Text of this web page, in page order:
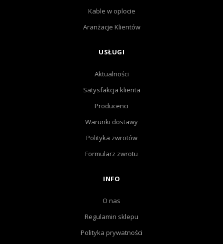
Kable w oplocie
Aranżacje Klientów
USŁUGI
Aktualności
Satysfakcja klienta
Producenci
Warunki dostawy
Polityka zwrotów
Formularz zwrotu
INFO
O nas
Regulamin sklepu
Polityka prywatności